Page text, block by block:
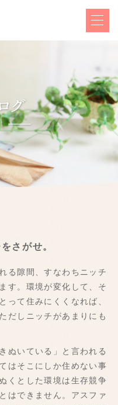
さがせ。
る隙間、すなわちニッチ
す。環境が変化して、そ
って住みにくくなれば、
だしニッチがあまりにも
ぬいている」と言われる
はそこにしか住めない事
くとした環境は生存競争
はできません。アスファ